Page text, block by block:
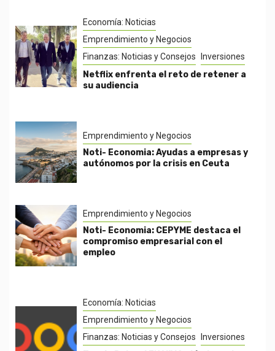
Economía: Noticias
Emprendimiento y Negocios
Finanzas: Noticias y Consejos
Inversiones
Netflix enfrenta el reto de retener a
su audiencia
Emprendimiento y Negocios
Noti- Economia: Ayudas a empresas y
autónomos por la crisis en Ceuta
Emprendimiento y Negocios
Noti- Economia: CEPYME destaca el
compromiso empresarial con el
empleo
Economía: Noticias
Emprendimiento y Negocios
Finanzas: Noticias y Consejos
Inversiones